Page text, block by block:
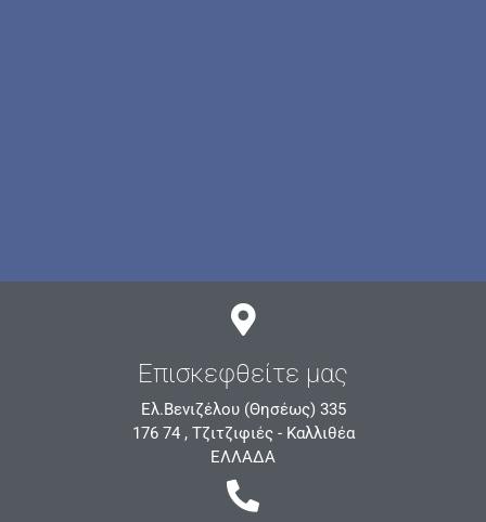
Επισκεφθείτε μας
Ελ.Βενιζέλου (Θησέως) 335
176 74 , Τζιτζιφιές - Καλλιθέα
ΕΛΛΑΔΑ